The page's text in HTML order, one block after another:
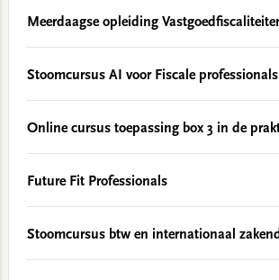
Meerdaagse opleiding
Stoomcursus AI voor Fiscale professionals
Online cursus toepassing box 3 in de
Future Fit Professionals
Stoomcursus btw en internationaal